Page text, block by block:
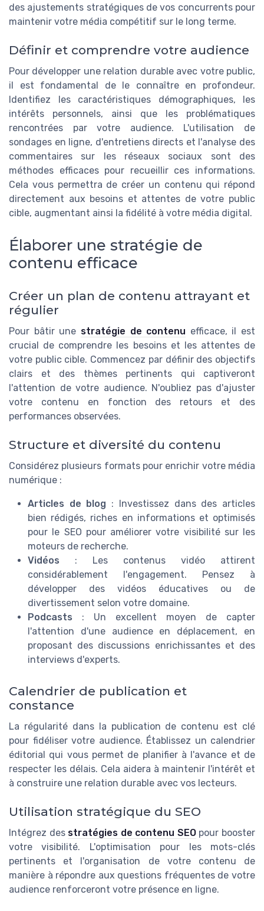
des ajustements stratégiques de vos concurrents pour
maintenir votre média compétitif sur le long terme.
Définir et comprendre votre audience
Pour développer une relation durable avec votre public,
il est fondamental de le connaître en profondeur.
Identifiez les caractéristiques démographiques, les
intérêts personnels, ainsi que les problématiques
rencontrées par votre audience. L'utilisation de
sondages en ligne, d'entretiens directs et l'analyse des
commentaires sur les réseaux sociaux sont des
méthodes efficaces pour recueillir ces informations.
Cela vous permettra de créer un contenu qui répond
directement aux besoins et attentes de votre public
cible, augmentant ainsi la fidélité à votre média digital.
Élaborer une stratégie de
contenu efficace
Créer un plan de contenu attrayant et
régulier
Pour bâtir une stratégie de contenu efficace, il est
crucial de comprendre les besoins et les attentes de
votre public cible. Commencez par définir des objectifs
clairs et des thèmes pertinents qui captiveront
l'attention de votre audience. N'oubliez pas d'ajuster
votre contenu en fonction des retours et des
performances observées.
Structure et diversité du contenu
Considérez plusieurs formats pour enrichir votre média
numérique :
Articles de blog : Investissez dans des articles
bien rédigés, riches en informations et optimisés
pour le SEO pour améliorer votre visibilité sur les
moteurs de recherche.
Vidéos : Les contenus vidéo attirent
considérablement l'engagement. Pensez à
développer des vidéos éducatives ou de
divertissement selon votre domaine.
Podcasts : Un excellent moyen de capter
l'attention d'une audience en déplacement, en
proposant des discussions enrichissantes et des
interviews d'experts.
Calendrier de publication et
constance
La régularité dans la publication de contenu est clé
pour fidéliser votre audience. Établissez un calendrier
éditorial qui vous permet de planifier à l'avance et de
respecter les délais. Cela aidera à maintenir l'intérêt et
à construire une relation durable avec vos lecteurs.
Utilisation stratégique du SEO
Intégrez des stratégies de contenu SEOpour booster
votre visibilité. L'optimisation pour les mots-clés
pertinents et l'organisation de votre contenu de
manière à répondre aux questions fréquentes de votre
audience renforceront votre présence en ligne.